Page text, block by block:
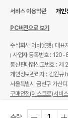
서비스 이용약관 개인
PC버전으로 보기
주식회사 어바웃펫
대표
사업자 등록번호 :
통신판매업신고번호 :
개인정보관리자 : 김원
서울특별시 금천구 가산
구매안전(에스크로)서비스